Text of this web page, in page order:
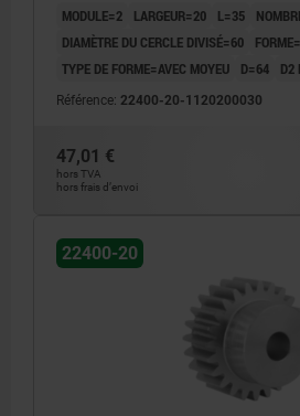
MODULE=2 LARGEUR=20 L=35
DIAMÈTRE DU CERCLE DIVISÉ=60
TYPE DE FORME=AVEC MOYEU
D=64 D2
Référence: 22400-20-1120200030
47,01 €
hors TVA
hors frais d’envoi
22400-20